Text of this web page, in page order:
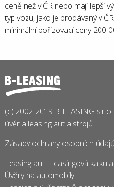
ceně než v ČR nebo mají lepší
typ vozu, jako je prodávaný v
minimální pořizovací ceny 200
(c) 2002-2019 B-LEASING s.r.o.
úvěr a leasing aut a strojů
Zásady ochrany osobních údajů
Leasing aut – leasingová
Úvěry na automobily